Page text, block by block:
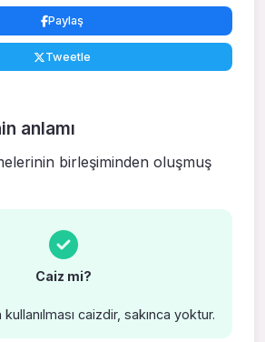
Paylaş
Tweetle
anlamı
birleşiminden oluşmuş
Caiz mi?
kullanılması caizdir, sakınca yoktur.